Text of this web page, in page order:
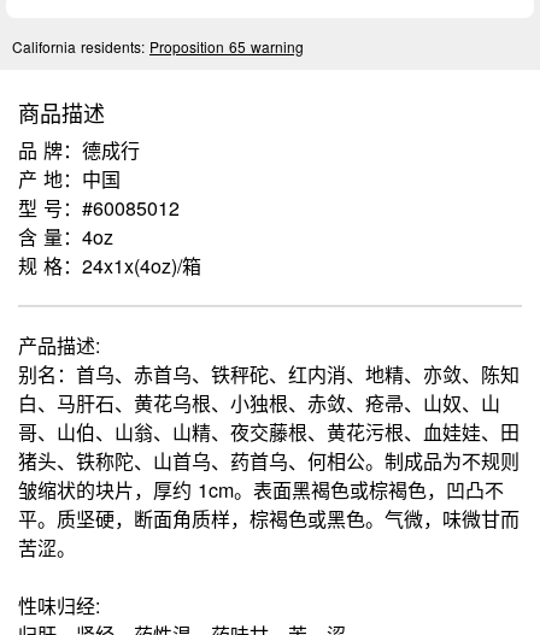
California residents: Proposition 65 warning
商品描述
品 牌：德成行
产 地：中国
型 号：#60085012
含 量：4oz
规 格：24x1x(4oz)/箱
产品描述:
别名：首乌、赤首乌、铁秤砣、红内消、地精、亦敛、陈知
白、马肝石、黄花乌根、小独根、赤敛、疮帚、山奴、山
哥、山伯、山翁、山精、夜交藤根、黄花污根、血娃娃、田
猪头、铁称陀、山首乌、药首乌、何相公。制成品为不规则
皱缩状的块片，厚约 1cm。表面黑褐色或棕褐色，凹凸不
平。质坚硬，断面角质样，棕褐色或黑色。气微，味微甘而
苦涩。
性味归经: